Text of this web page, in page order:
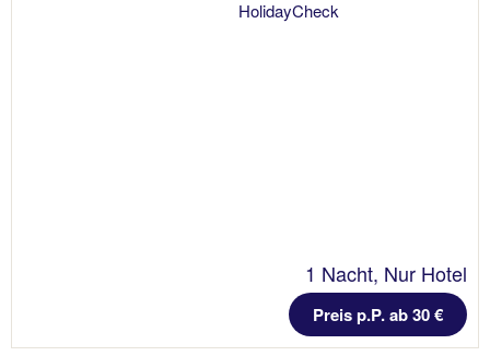
1 Nacht, Nur Hotel
Preis p.P. ab 30 €